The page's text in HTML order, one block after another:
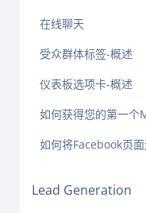
在线聊天
受众群体标签-概述
仪表板选项卡-概述
如何获得您的第一个
如何将Facebook页
Lead Generation